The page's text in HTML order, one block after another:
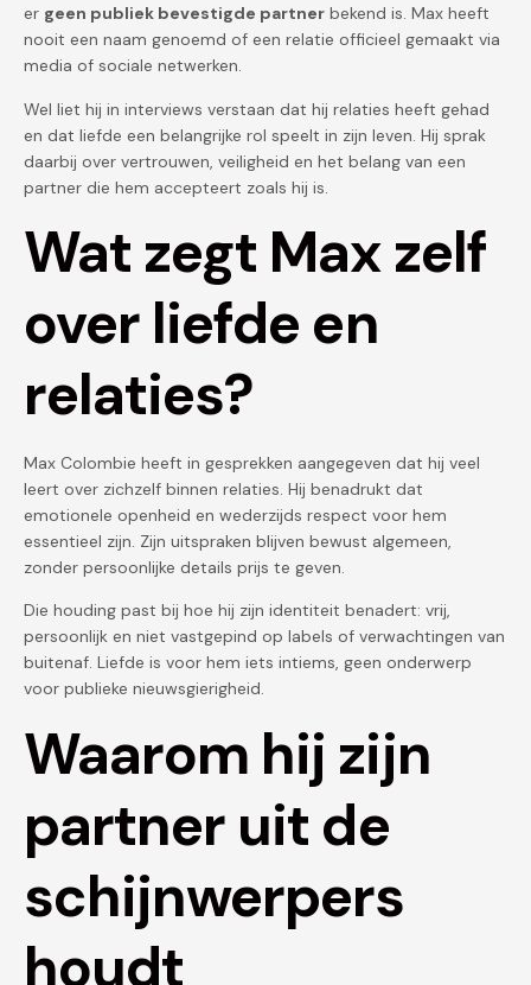
er geen publiek bevestigde partner bekend is. Max heeft
nooit een naam genoemd of een relatie officieel gemaakt via
media of sociale netwerken.
Wel liet hij in interviews verstaan dat hij relaties heeft gehad
en dat liefde een belangrijke rol speelt in zijn leven. Hij sprak
daarbij over vertrouwen, veiligheid en het belang van een
partner die hem accepteert zoals hij is.
Wat zegt Max zelf
over liefde en
relaties?
Max Colombie heeft in gesprekken aangegeven dat hij veel
leert over zichzelf binnen relaties. Hij benadrukt dat
emotionele openheid en wederzijds respect voor hem
essentieel zijn. Zijn uitspraken blijven bewust algemeen,
zonder persoonlijke details prijs te geven.
Die houding past bij hoe hij zijn identiteit benadert: vrij,
persoonlijk en niet vastgepind op labels of verwachtingen van
buitenaf. Liefde is voor hem iets intiems, geen onderwerp
voor publieke nieuwsgierigheid.
Waarom hij zijn
partner uit de
schijnwerpers
houdt